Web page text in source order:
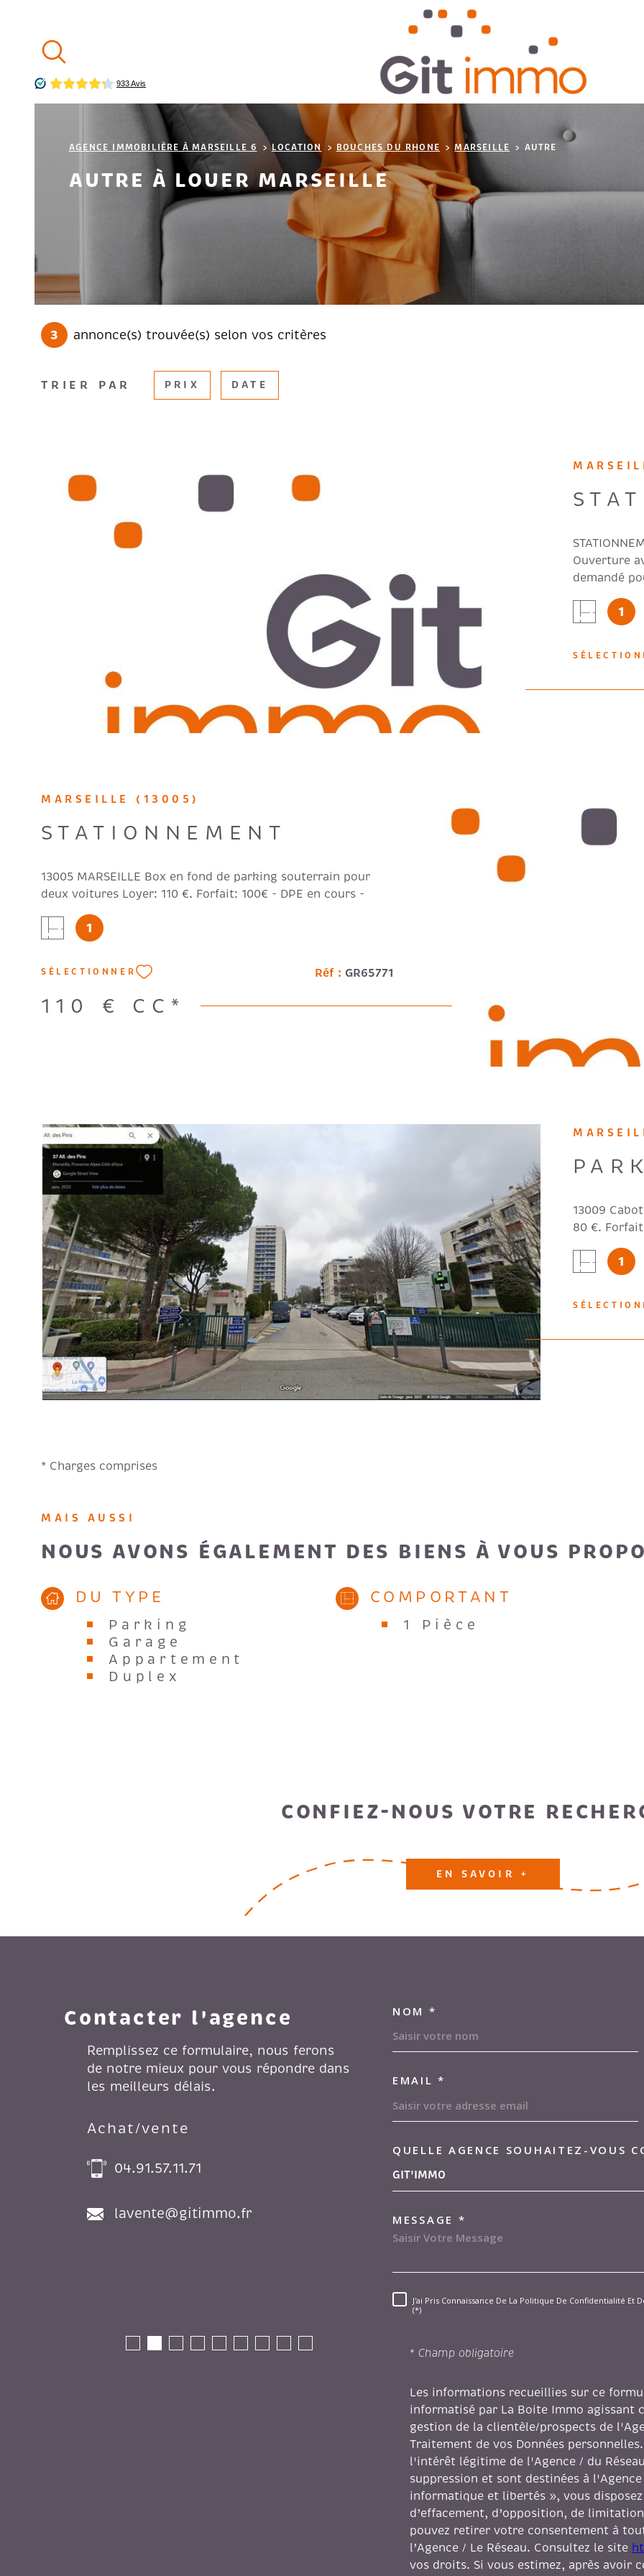
recherche
principal
contenu
AGENCE IMMOBILIÈRE À MARSEILLE 6 LOCATION BOUCHES DU RHONE MARSEILLE AUTRE
AUTRE À LOUER MARSEILLE
3 annonce(s) trouvée(s) selon vos critères
TRIER PAR PRIX DATE
Ouverture
demandé
Forfait:
1
VOIR LE BIEN
MARSEILLE (13005)
STATIONNEMENT
13005 MARSEILLE Box en fond de parking souterrain pour
deux voitures Loyer: 110 €. Forfait: 100€ - DPE en cours -
1
SÉLECTIONNER Réf : GR65771
110 € CC*
13009
80 €.
1
VOIR LE BIEN
* Charges comprises
MAIS AUSSI
NOUS AVONS ÉGALEMENT DES BIENS À VOUS
DU TYPE
Parking
Garage
Appartement
Duplex
COMPORTANT
1 Pièce
CONFIEZ-NOUS VOTRE
EN SAVOIR +
Contacter l'agence
Remplissez ce formulaire, nous ferons
de notre mieux pour vous répondre dans
les meilleurs délais.
Achat/vente
04.91.57.11.71
lavente@gitimmo.fr
04.91.13.44.97
transac-loc@gitimmo.fr
NOM *
EMAIL *
QUELLE AGENCE SOUHAITEZ-VOUS
GIT'IMMO
MESSAGE *
RÈGLEMENTATION
J'ai Pris Connaissance De La Politique De Confidentialité
(*)
* Champ obligatoire
Les informations recueillies sur ce
informatisé par La Boite Immo
gestion de la clientèle/prospects de
Traitement de vos Données
l'intérêt légitime de l'Agence / du
suppression et sont destinées à
informatique et libertés », vous
d’effacement, d’opposition, de
pouvez retirer votre consentement à
l’Agence / Le Réseau. Consultez le site
vos droits. Si vous estimez, après avoir